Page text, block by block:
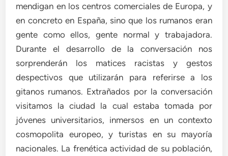
mendigan en los centros comerciales de Europa, y
en concreto en España, sino que los rumanos eran
gente como ellos, gente normal y trabajadora.
Durante el desarrollo de la conversación nos
sorprenderán los matices racistas y gestos
despectivos que utilizarán para referirse a los
gitanos rumanos. Extrañados por la conversación
visitamos la ciudad la cual estaba tomada por
jóvenes universitarios, inmersos en un contexto
cosmopolita europeo, y turistas en su mayoría
nacionales. La frenética actividad de su población,